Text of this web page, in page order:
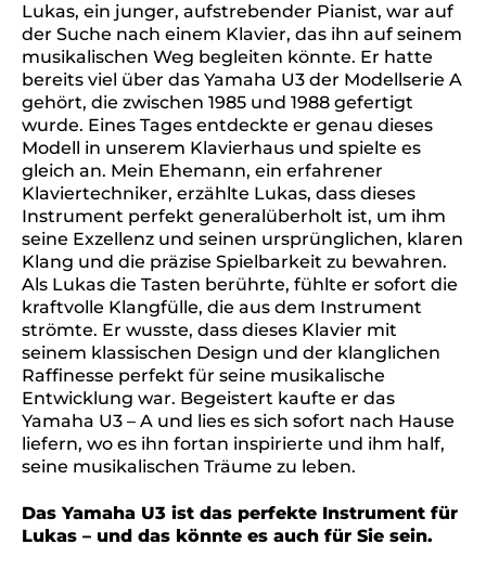
Lukas, ein junger, aufstrebender Pianist, war auf
der Suche nach einem Klavier, das ihn auf seinem
musikalischen Weg begleiten könnte. Er hatte
bereits viel über das Yamaha U3 der Modellserie A
gehört, die zwischen 1985 und 1988 gefertigt
wurde. Eines Tages entdeckte er genau dieses
Modell in unserem Klavierhaus und spielte es
gleich an. Mein Ehemann, ein erfahrener
Klaviertechniker, erzählte Lukas, dass dieses
Instrument perfekt generalüberholt ist, um ihm
seine Exzellenz und seinen ursprünglichen, klaren
Klang und die präzise Spielbarkeit zu bewahren.
Als Lukas die Tasten berührte, fühlte er sofort die
kraftvolle Klangfülle, die aus dem Instrument
strömte. Er wusste, dass dieses Klavier mit
seinem klassischen Design und der klanglichen
Raffinesse perfekt für seine musikalische
Entwicklung war. Begeistert kaufte er das
Yamaha U3 – A und lies es sich sofort nach Hause
liefern, wo es ihn fortan inspirierte und ihm half,
seine musikalischen Träume zu leben.
Das Yamaha U3 ist das perfekte Instrument für
Lukas – und das könnte es auch für Sie sein.